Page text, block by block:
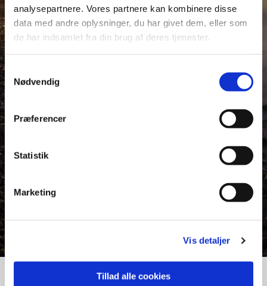
analysepartnere. Vores partnere kan kombinere disse
data med andre oplysninger, du har givet dem, eller som
de har indsamlet fra din brug af deres tjenester.
Samtykkevalg
Nødvendig
Præferencer
Statistik
Marketing
Vis detaljer
Tillad alle cookies
Telefon29 80 33 02